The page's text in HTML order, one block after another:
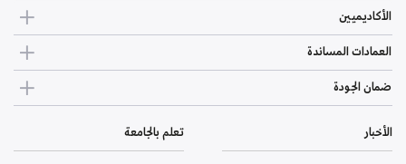
الأكاديميين
العمادات المساندة
ضمان الجودة
الأخبار تعلم بالجامعة